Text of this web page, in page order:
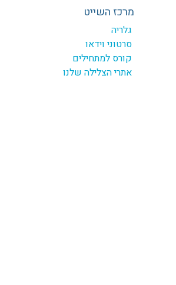
מרכז השייט
גלריה
סרטוני וידאו
קורס למתחילים
אתרי הצלילה שלנו